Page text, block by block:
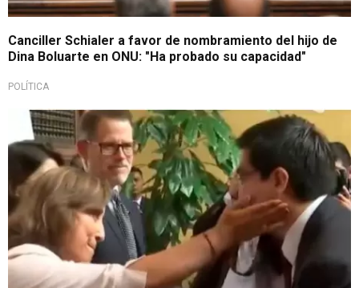
Canciller Schialer a favor de nombramiento del hijo de
Dina Boluarte en ONU: "Ha probado su capacidad"
POLÍTICA
Importante cargo